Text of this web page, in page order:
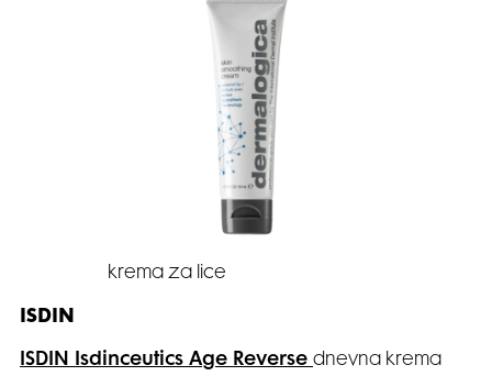
krema za lice
ISDIN
ISDIN Isdinceutics Age Reverse dnevna krema